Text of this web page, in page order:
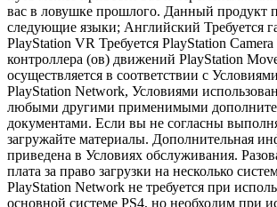
вас в ловушке прошлого. Данный продукт
следующие языки; Английский Требуется
PlayStation VR Требуется PlayStation Camera
контроллера (ов) движений PlayStation
осуществляется в соответствии с
PlayStation Network, Условиями
любыми другими применимыми
документами. Если вы не согласны
загружайте материалы. Дополнительная
приведена в Условиях обслуживания.
плата за право загрузки на несколько
PlayStation Network не требуется при
основной системе PS4, но необходим при